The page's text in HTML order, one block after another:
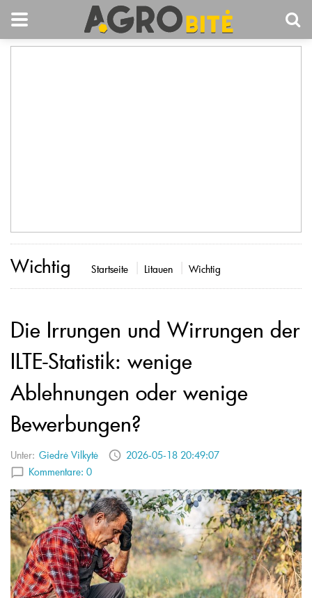
Wichtig Startseite Litauen Wichtig
Die Irrungen und Wirrungen der
ILTE-Statistik: wenige
Ablehnungen oder wenige
Bewerbungen?
Unter: Giedrė Vilkytė
2026-05-18 20:49:07
Kommentare: 0